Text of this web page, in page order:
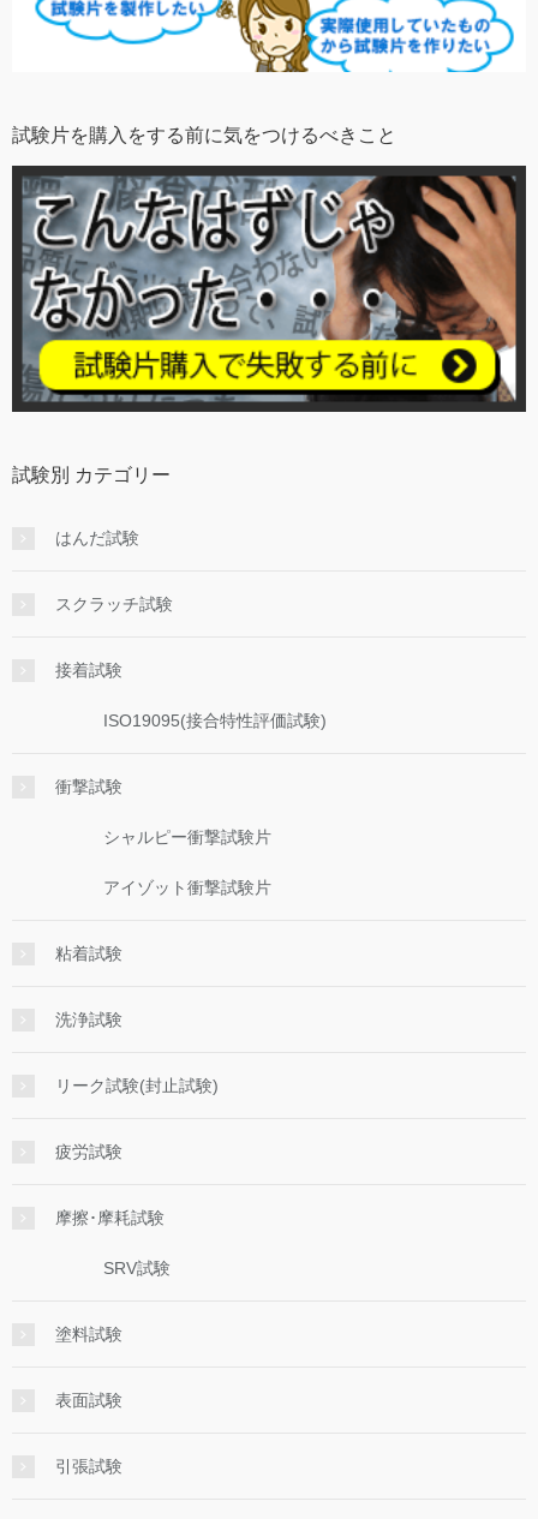
試験片を購入をする前に気をつけるべきこと
試験別 カテゴリー
はんだ試験
スクラッチ試験
接着試験
ISO19095(接合特性評価試験)
衝撃試験
シャルピー衝撃試験片
アイゾット衝撃試験片
粘着試験
洗浄試験
リーク試験(封止試験)
疲労試験
摩擦･摩耗試験
SRV試験
塗料試験
表面試験
引張試験